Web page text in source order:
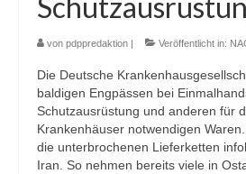
von pdppredaktion Veröffentlicht in:
Die Deutsche
baldigen Engpässen bei
Schutzausrüstung und anderen für
Krankenhäuser notwendigen
die unterbrochenen Lieferketten
Iran. So nehmen bereits viele in